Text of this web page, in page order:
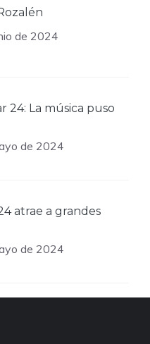
de 2024
24: La música puso
de 2024
atrae a grandes
de 2024